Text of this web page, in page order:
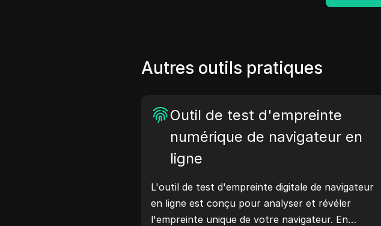
Autres outils pratiques
Outil de test d'empreinte
numérique de navigateur en
ligne
L'outil de test d'empreinte digitale de navigateur
en ligne est conçu pour analyser et révéler
l'empreinte unique de votre navigateur. En